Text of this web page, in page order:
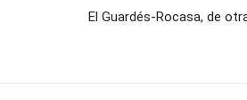
El Guardés-Rocasa, de